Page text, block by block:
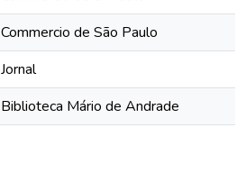
Commercio de São Paulo
Jornal
Biblioteca Mário de Andrade